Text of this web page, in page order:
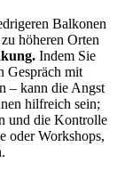
Balkonen
höheren Orten
Indem Sie
Gespräch mit
– kann die Angst
hilfreich sein;
und die Kontrolle
oder Workshops,